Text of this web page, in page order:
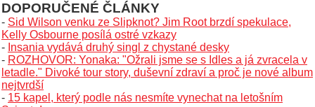
DOPORUČENÉ ČLÁNKY
- Sid Wilson venku ze Slipknot? Jim Root brzdí spekulace,
Kelly Osbourne posílá ostré vzkazy
- Insania vydává druhý singl z chystané desky
- ROZHOVOR: Yonaka: "Ožrali jsme se s Idles a já zvracela v
letadle." Divoké tour story, duševní zdraví a proč je nové album
nejtvrdší
- 15 kapel, který podle nás nesmíte vynechat na letošním